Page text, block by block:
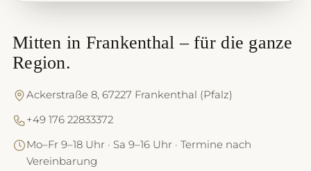
Mitten in Frankenthal – für die ganze
Region.
Ackerstraße 8, 67227 Frankenthal (Pfalz)
+49 176 22833372
Mo–Fr 9–18 Uhr · Sa 9–16 Uhr · Termine nach
Vereinbarung